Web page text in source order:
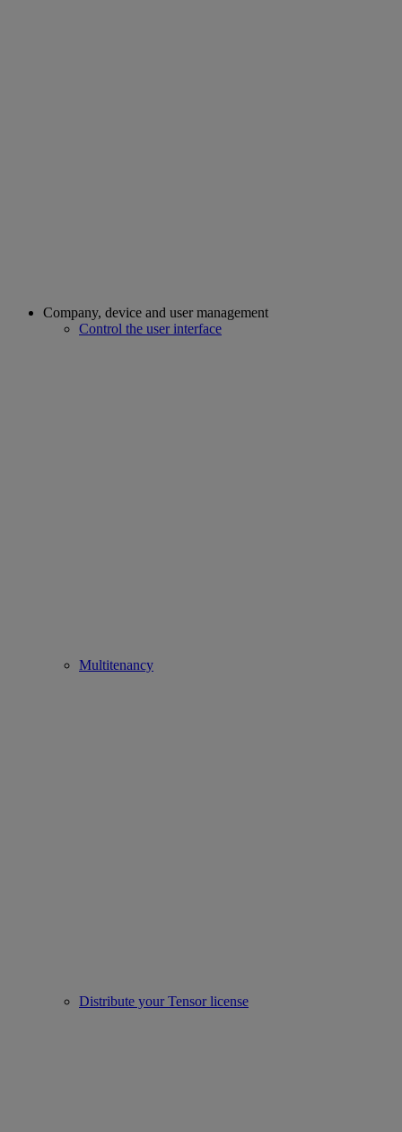
Company, device and user management
Control the user interface
Multitenancy
Distribute your Tensor license